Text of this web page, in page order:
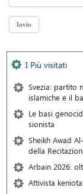
I Più visitati
Svezia: partito
islamiche e il
Le basi
sionista
Sheikh Awad
della
Arbain 2026:
Attivista